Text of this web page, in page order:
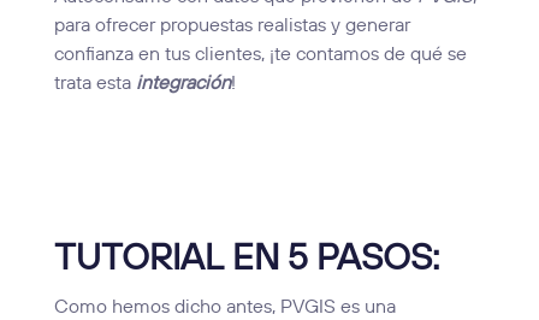
para ofrecer propuestas realistas y generar
confianza en tus clientes, ¡te contamos de qué se
trata esta integración!
TUTORIAL EN 5 PASOS:
Como hemos dicho antes, PVGIS es una